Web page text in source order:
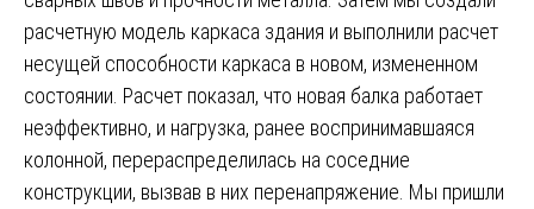
расчетную модель каркаса здания и выполнили расчет
несущей способности каркаса в новом, измененном
состоянии. Расчет показал, что новая балка работает
неэффективно, и нагрузка, ранее воспринимавшаяся
колонной, перераспределилась на соседние
конструкции, вызвав в них перенапряжение. Мы пришли